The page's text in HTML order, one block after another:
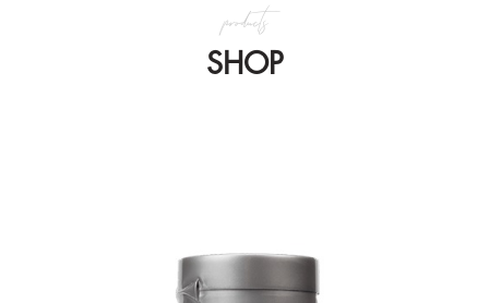
SHOP
products